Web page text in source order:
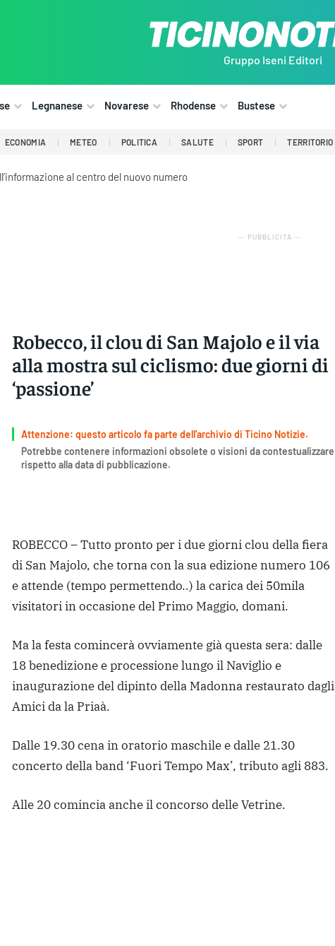
Gruppo Iseni Editori
Legnanese Novarese Rhodense Bustese
ECONOMIA METEO POLITICA SALUTE SPORT TERRITORIO
al centro del nuovo numero
― PUBBLICITÀ ―
Robecco, il clou di San Majolo e il via
alla mostra sul ciclismo: due giorni di
‘passione’
Attenzione: questo articolo fa parte dell'archivio di Ticino Notizie.
Potrebbe contenere informazioni obsolete o visioni da contestualizzare
rispetto alla data di pubblicazione.
ROBECCO – Tutto pronto per i due giorni clou della fiera
di San Majolo, che torna con la sua edizione numero 106
e attende (tempo permettendo..) la carica dei 50mila
visitatori in occasione del Primo Maggio, domani.
Ma la festa comincerà ovviamente già questa sera: dalle
18 benedizione e processione lungo il Naviglio e
inaugurazione del dipinto della Madonna restaurato dagli
Amici da la Priaà.
Dalle 19.30 cena in oratorio maschile e dalle 21.30
concerto della band ‘Fuori Tempo Max’, tributo agli 883.
Alle 20 comincia anche il concorso delle Vetrine.